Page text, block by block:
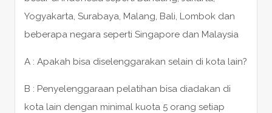
Yogyakarta, Surabaya, Malang, Bali, Lombok dan
beberapa negara seperti Singapore dan Malaysia
A : Apakah bisa diselenggarakan selain di kota lain?
B : Penyelenggaraan pelatihan bisa diadakan di
kota lain dengan minimal kuota 5 orang setiap